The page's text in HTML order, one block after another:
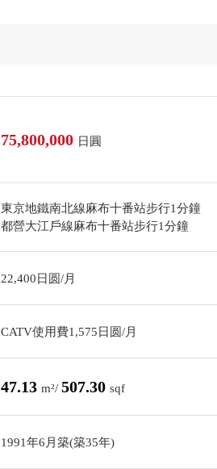
75,800,000 日圓
東京地鐵南北線麻布十番站步行1分鐘
都營大江戶線麻布十番站步行1分鐘
22,400日圆/月
CATV使用費1,575日圆/月
47.13 m²/ 507.30 sqf
1991年6月築(築35年)